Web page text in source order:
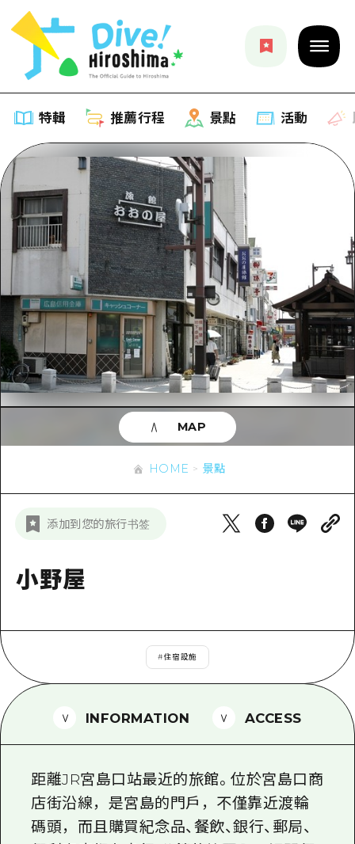
特輯 推薦行程 景點 活動
特輯
列表
推薦
藝術
活動·廟會
美食·酒水
騎自行車
購物
運動
夜晚生活
治癒
推薦行程
列表
Dive! Hiroshima 官方向導
廣島隨意旅行
廣島市內
安芸
答對了
宮島周邊
一日遊
1晚2天
2晚3天
景點
列表
廣島市內
安芸
答對了
美北
東山口
活動
即時訊息
有用的信息
列表
廣島免費 Wi-Fi
常見問題
照片下載
新聞
HOME 景點
添加到您的旅行书签
小野屋
#住宿設施
MAP
INFORMATION ACCESS
距離JR宮島口站最近的旅館。位於宮島口商
店街沿線，是宮島的門戶，不僅靠近渡輪
碼頭，而且購買紀念品、餐飲、銀行、郵局、